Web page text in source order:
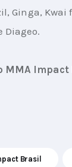
Ginga, Kwai
Diageo.
MMA
Brasil